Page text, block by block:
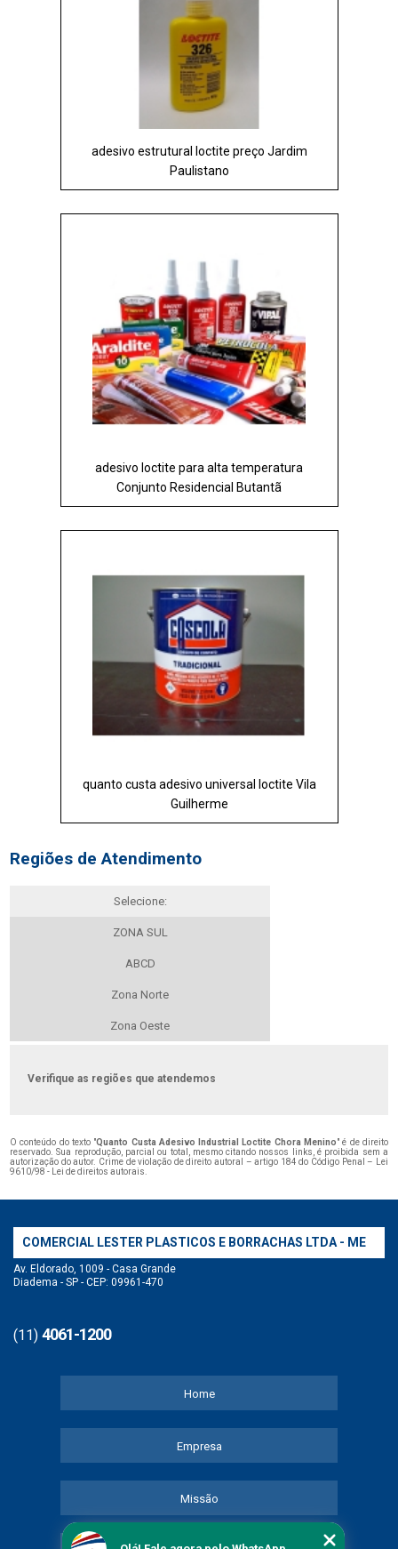
adesivo estrutural loctite preço Jardim
Paulistano
adesivo loctite para alta temperatura
Conjunto Residencial Butantã
quanto custa adesivo universal loctite Vila
Guilherme
Regiões de Atendimento
Selecione:
ZONA SUL
ABCD
Zona Norte
Zona Oeste
Verifique as regiões que atendemos
O conteúdo do texto "Quanto Custa Adesivo Industrial Loctite Chora Menino" é de direito
reservado. Sua reprodução, parcial ou total, mesmo citando nossos links, é proibida sem a
autorização do autor. Crime de violação de direito autoral – artigo 184 do Código Penal – Lei
9610/98 - Lei de direitos autorais.
COMERCIAL LESTER PLASTICOS E BORRACHAS LTDA - ME
Av. Eldorado, 1009 - Casa Grande
Diadema - SP - CEP: 09961-470
(11) 4061-1200
Home
Empresa
Missão